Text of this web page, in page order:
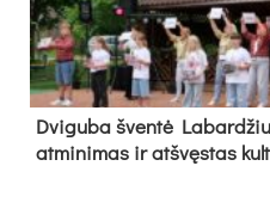
Dvi­gu­ba šven­tė
at­mi­ni­mas ir at­švęs­tas